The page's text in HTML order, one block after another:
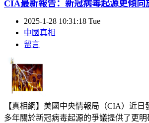
CIA最新報告：新冠病毒起源更傾向
2025-1-28 10:31:18 Tue
中國真相
留言
【真相網】美國中央情報局（CIA）近
多年關於新冠病毒起源的爭議提供了更